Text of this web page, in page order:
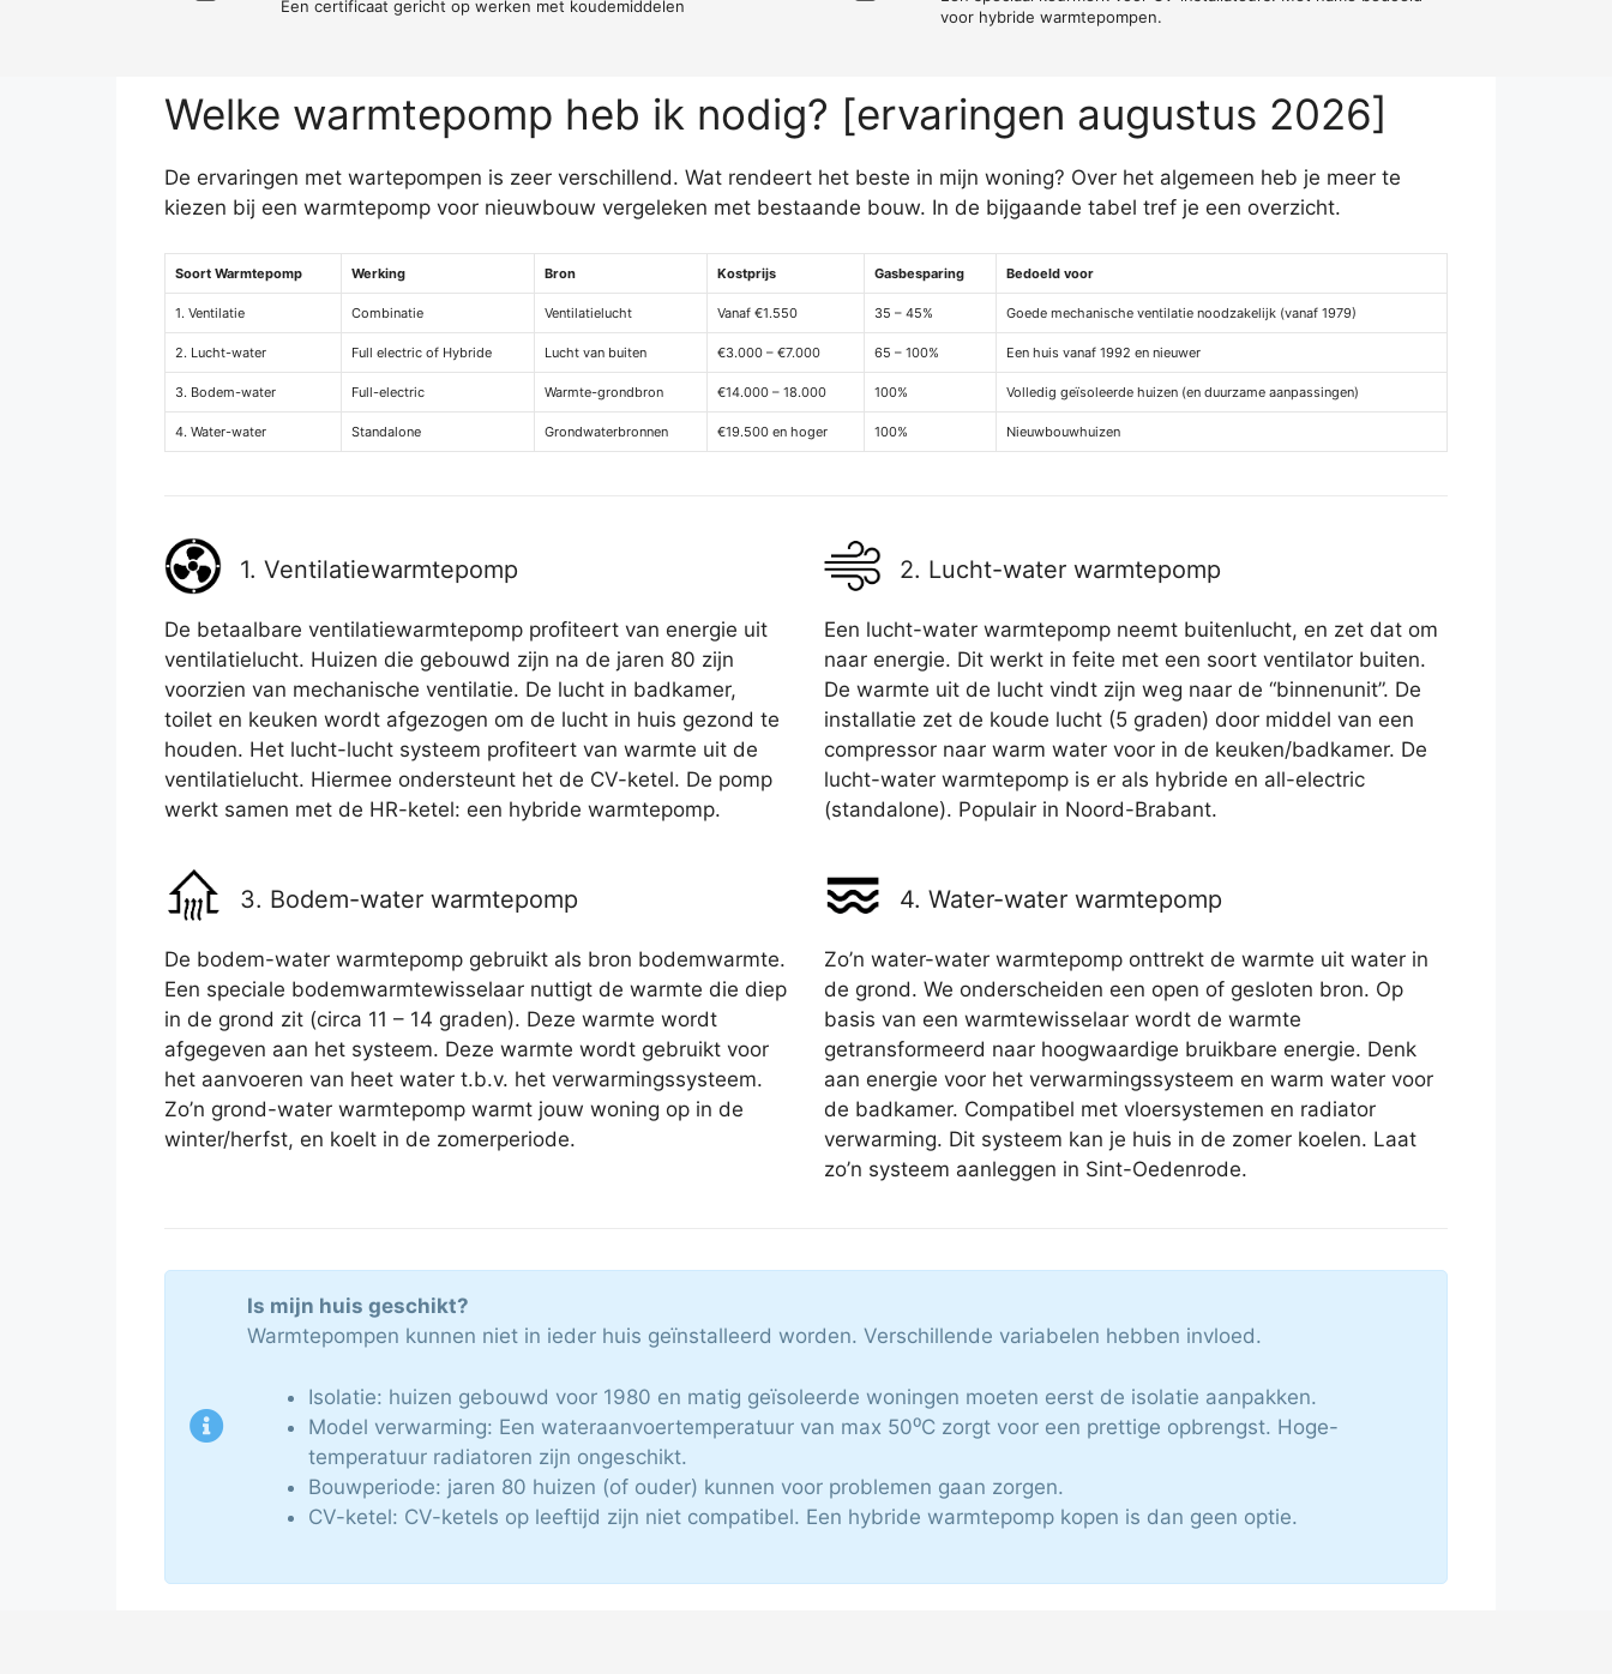
Een certificaat gericht op werken met koudemiddelen
voor hybride warmtepompen.
Welke warmtepomp heb ik nodig? [ervaringen augustus 2026]
De ervaringen met wartepompen is zeer verschillend. Wat rendeert het beste in mijn woning? Over het algemeen heb je meer te
kiezen bij een warmtepomp voor nieuwbouw vergeleken met bestaande bouw. In de bijgaande tabel tref je een overzicht.
Soort Warmtepomp Werking Bron Kostprijs Gasbesparing Bedoeld voor
1. Ventilatie Combinatie Ventilatielucht Vanaf €1.550 35 – 45% Goede mechanische ventilatie noodzakelijk (vanaf 1979)
2. Lucht-water Full electric of Hybride Lucht van buiten €3.000 – €7.000 65 – 100% Een huis vanaf 1992 en nieuwer
3. Bodem-water Full-electric Warmte-grondbron €14.000 – 18.000 100% Volledig geïsoleerde huizen (en duurzame aanpassingen)
4. Water-water Standalone Grondwaterbronnen €19.500 en hoger 100% Nieuwbouwhuizen
1. Ventilatiewarmtepomp
De betaalbare ventilatiewarmtepomp profiteert van energie uit
ventilatielucht. Huizen die gebouwd zijn na de jaren 80 zijn
voorzien van mechanische ventilatie. De lucht in badkamer,
toilet en keuken wordt afgezogen om de lucht in huis gezond te
houden. Het lucht-lucht systeem profiteert van warmte uit de
ventilatielucht. Hiermee ondersteunt het de CV-ketel. De pomp
werkt samen met de HR-ketel: een hybride warmtepomp.
2. Lucht-water warmtepomp
Een lucht-water warmtepomp neemt buitenlucht, en zet dat om
naar energie. Dit werkt in feite met een soort ventilator buiten.
De warmte uit de lucht vindt zijn weg naar de “binnenunit”. De
installatie zet de koude lucht (5 graden) door middel van een
compressor naar warm water voor in de keuken/badkamer. De
lucht-water warmtepomp is er als hybride en all-electric
(standalone). Populair in Noord-Brabant.
3. Bodem-water warmtepomp
De bodem-water warmtepomp gebruikt als bron bodemwarmte.
Een speciale bodemwarmtewisselaar nuttigt de warmte die diep
in de grond zit (circa 11 – 14 graden). Deze warmte wordt
afgegeven aan het systeem. Deze warmte wordt gebruikt voor
het aanvoeren van heet water t.b.v. het verwarmingssysteem.
Zo’n grond-water warmtepomp warmt jouw woning op in de
winter/herfst, en koelt in de zomerperiode.
4. Water-water warmtepomp
Zo’n water-water warmtepomp onttrekt de warmte uit water in
de grond. We onderscheiden een open of gesloten bron. Op
basis van een warmtewisselaar wordt de warmte
getransformeerd naar hoogwaardige bruikbare energie. Denk
aan energie voor het verwarmingssysteem en warm water voor
de badkamer. Compatibel met vloersystemen en radiator
verwarming. Dit systeem kan je huis in de zomer koelen. Laat
zo’n systeem aanleggen in Sint-Oedenrode.
Is mijn huis geschikt?
Warmtepompen kunnen niet in ieder huis geïnstalleerd worden. Verschillende variabelen hebben invloed.
Isolatie: huizen gebouwd voor 1980 en matig geïsoleerde woningen moeten eerst de isolatie aanpakken.
Model verwarming: Een wateraanvoertemperatuur van max 50⁰C zorgt voor een prettige opbrengst. Hoge-
temperatuur radiatoren zijn ongeschikt.
Bouwperiode: jaren 80 huizen (of ouder) kunnen voor problemen gaan zorgen.
CV-ketel: CV-ketels op leeftijd zijn niet compatibel. Een hybride warmtepomp kopen is dan geen optie.